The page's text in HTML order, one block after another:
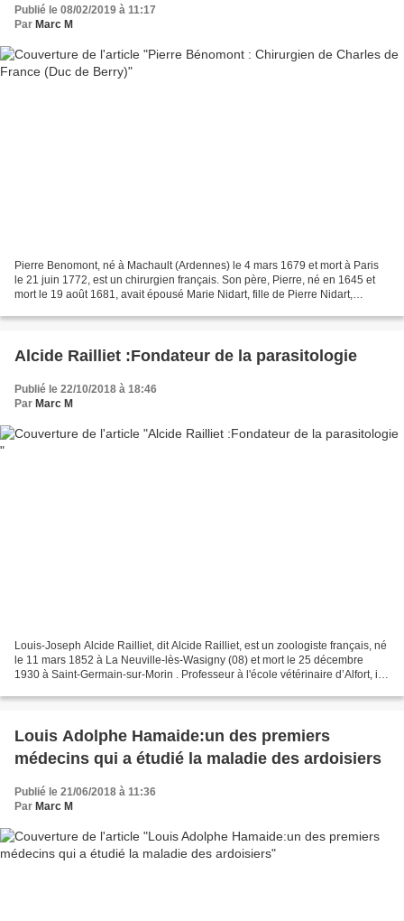
Publié le 08/02/2019 à 11:17
Par Marc M
Pierre Benomont, né à Machault (Ardennes) le 4 mars 1679 et mort à Paris
le 21 juin 1772, est un chirurgien français. Son père, Pierre, né en 1645 et
mort le 19 août 1681, avait épousé Marie Nidart, fille de Pierre Nidart,
Alcide Railliet :Fondateur de la parasitologie
Publié le 22/10/2018 à 18:46
Par Marc M
Louis-Joseph Alcide Railliet, dit Alcide Railliet, est un zoologiste français, né
le 11 mars 1852 à La Neuville-lès-Wasigny (08) et mort le 25 décembre
1930 à Saint-Germain-sur-Morin . Professeur à l'école vétérinaire d’Alfort, il
Louis Adolphe Hamaide:un des premiers
médecins qui a étudié la maladie des ardoisiers
Publié le 21/06/2018 à 11:36
Par Marc M